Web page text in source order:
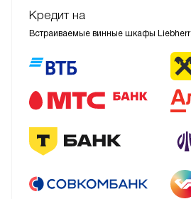
Кредит на
Встраиваемые винные шкафы Liebherr